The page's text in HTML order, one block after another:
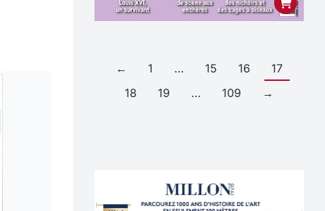
← 1 … 15 16
17
18
19 … 109 →